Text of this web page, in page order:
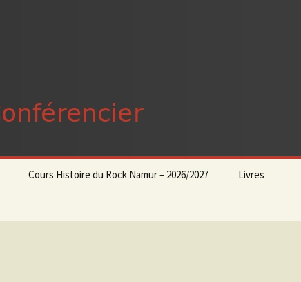
Cours Histoire du Rock Namur – 2026/2027 Livres